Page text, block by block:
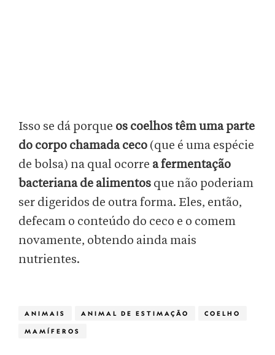
Isso se dá porque os coelhos têm uma parte
do corpo chamada ceco (que é uma espécie
de bolsa) na qual ocorre a fermentação
bacteriana de alimentos que não poderiam
ser digeridos de outra forma. Eles, então,
defecam o conteúdo do ceco e o comem
novamente, obtendo ainda mais
nutrientes.
ANIMAIS ANIMAL DE ESTIMAÇÃO COELHO
MAMÍFEROS